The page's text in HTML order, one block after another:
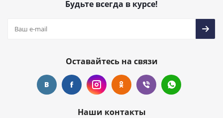
Будьте всегда в курсе!
Оставайтесь на связи
Наши контакты